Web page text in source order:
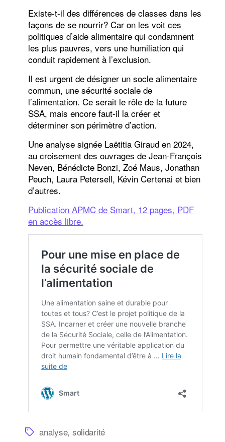
Existe-t-il des différences de classes dans les
façons de se nourrir? Car on les voit ces
politiques d’aide alimentaire qui condamnent
les plus pauvres, vers une humiliation qui
conduit rapidement à l’exclusion.
Il est urgent de désigner un socle alimentaire
commun, une sécurité sociale de
l’alimentation. Ce serait le rôle de la future
SSA, mais encore faut-il la créer et
déterminer son périmètre d’action.
Une analyse signée Laëtitia Giraud en 2024,
au croisement des ouvrages de Jean-François
Neven, Bénédicte Bonzi, Zoé Maus, Jonathan
Peuch, Laura Petersell, Kévin Certenai et bien
d’autres.
Publication APMC de Smart, 12 pages, PDF
en accès libre.
Étiquettes
analyse, solidarité